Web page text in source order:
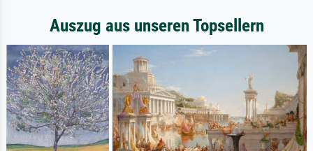
Auszug aus unseren Topsellern